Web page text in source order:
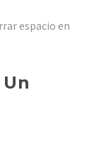
espacio en